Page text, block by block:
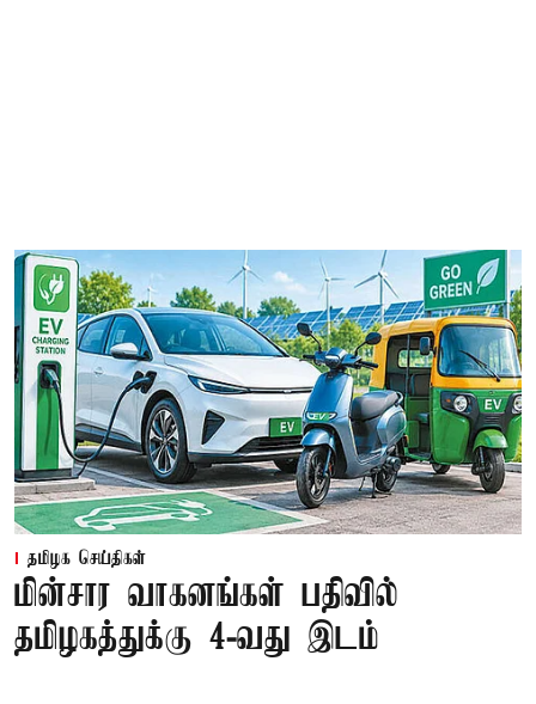
தமிழக செய்திகள்
மின்சார வாகனங்கள் பதிவில்
தமிழகத்துக்கு 4-வது இடம்